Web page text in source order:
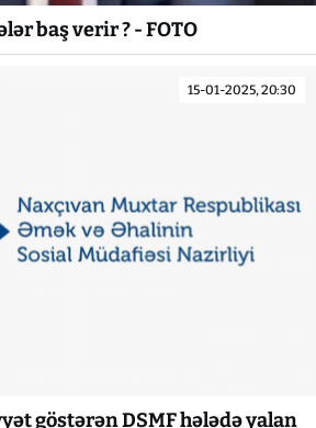
baş verir ? - FOTO
15-01-2025, 20:30
göstərən DSMF hələdə yalan